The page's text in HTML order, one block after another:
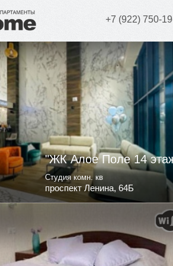
+7 (922) 750-
"ЖК Алое Поле 14
Студия комн. кв
проспект Ленина, 64Б